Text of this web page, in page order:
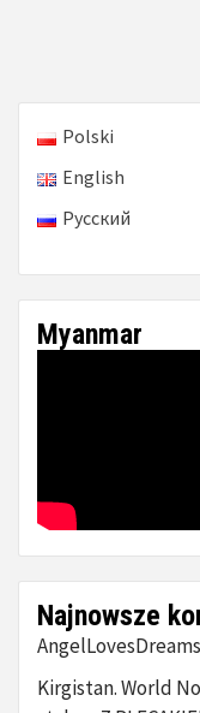
Polski
English
Русский
Myanmar
Najnowsze
AngelLovesDreams
Kirgistan. World